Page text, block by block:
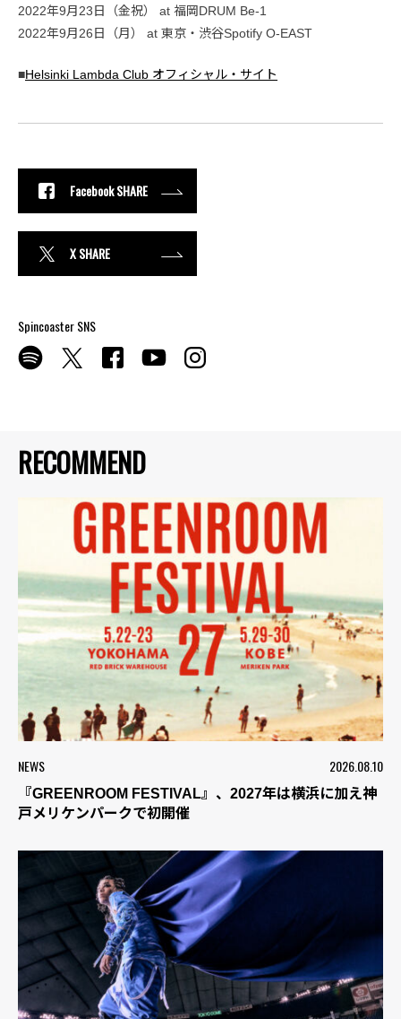
RECOMMEND
NEWS 2026.08.10
『GREENROOM FESTIVAL』、2027年は横浜に加え神
戸メリケンパークで初開催
2022年9月23日（金祝） at 福岡DRUM Be-1
2022年9月26日（月） at 東京・渋谷Spotify O-EAST
■Helsinki Lambda Club オフィシャル・サイト
Facebook SHARE
X SHARE
Spincoaster SNS